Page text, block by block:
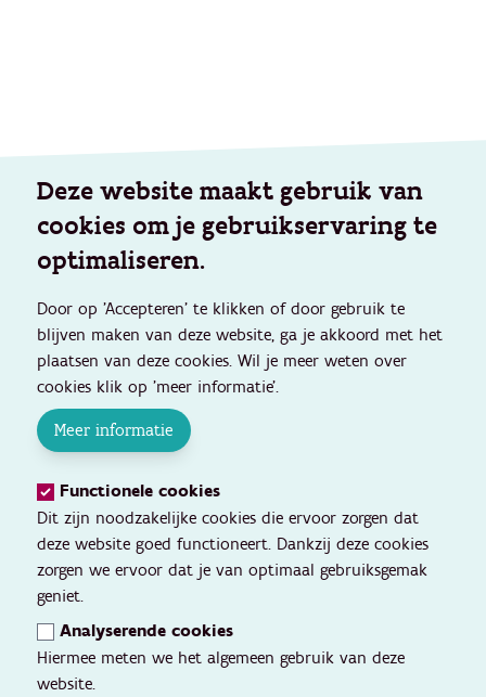
Deze website maakt gebruik van
cookies om je gebruikservaring te
optimaliseren.
Door op 'Accepteren' te klikken of door gebruik te
blijven maken van deze website, ga je akkoord met het
plaatsen van deze cookies. Wil je meer weten over
cookies klik op 'meer informatie'.
Meer informatie
Functionele cookies
Dit zijn noodzakelijke cookies die ervoor zorgen dat
deze website goed functioneert. Dankzij deze cookies
zorgen we ervoor dat je van optimaal gebruiksgemak
geniet.
Analyserende cookies
Hiermee meten we het algemeen gebruik van deze
website.